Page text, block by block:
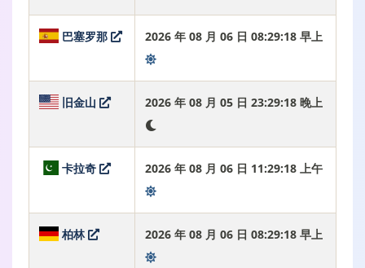
巴塞罗那 2026 年 08 月 06 日 08:29:19 早上
旧金山 2026 年 08 月 05 日 23:29:19 晚上
卡拉奇 2026 年 08 月 06 日 11:29:19 上午
柏林 2026 年 08 月 06 日 08:29:19 早上